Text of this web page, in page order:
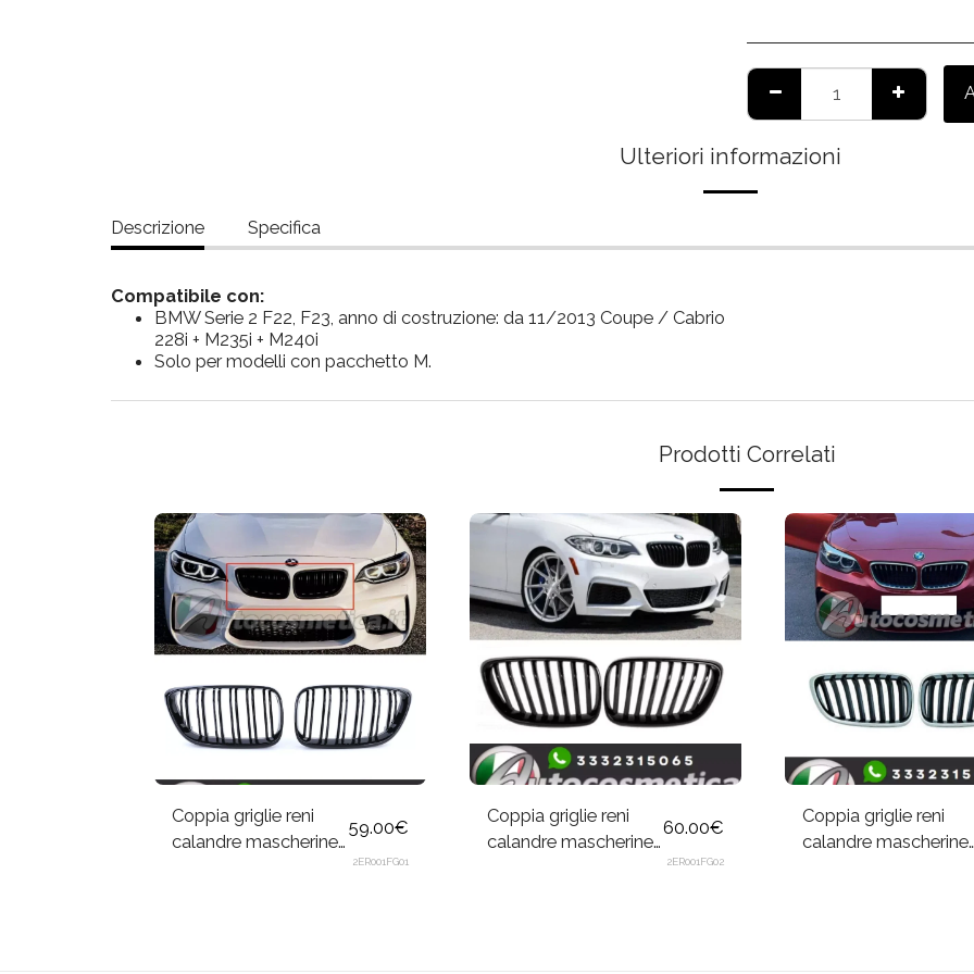
Ulteriori informazioni
Descrizione Specifica
Compatibile con:
BMW Serie 2 F22, F23, anno di costruzione: da 11/2013 Coupe / Cabrio
228i + M235i + M240i
Solo per modelli con pacchetto M.
Prodotti Correlati
Coppia griglie reni
calandre mascherine
59.00€
2ER001FG01
Coppia griglie reni
calandre mascherine
60.00€
2ER001FG02
Coppia griglie reni
calandre mascherine